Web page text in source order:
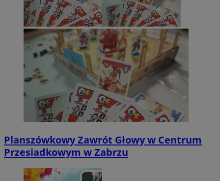
Planszówkowy Zawrót Głowy w Centrum
Przesiadkowym w Zabrzu